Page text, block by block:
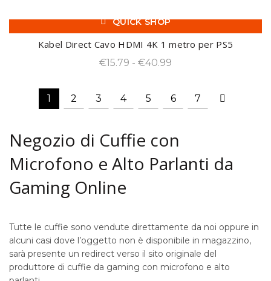
prezzo:
€18.99
a
-31%
QUICK SHOP
Kabel Direct Cavo HDMI 4K 1 metro per PS5
€15.79 - €40.99
prezzo:
da
a
1 2 3 4 5 6 7
Negozio di Cuffie con
Microfono e Alto Parlanti da
Gaming Online
Tutte le cuffie sono vendute direttamente da noi oppure in
alcuni casi dove l’oggetto non è disponibile in magazzino,
sarà presente un redirect verso il sito originale del
produttore di cuffie da gaming con microfono e alto